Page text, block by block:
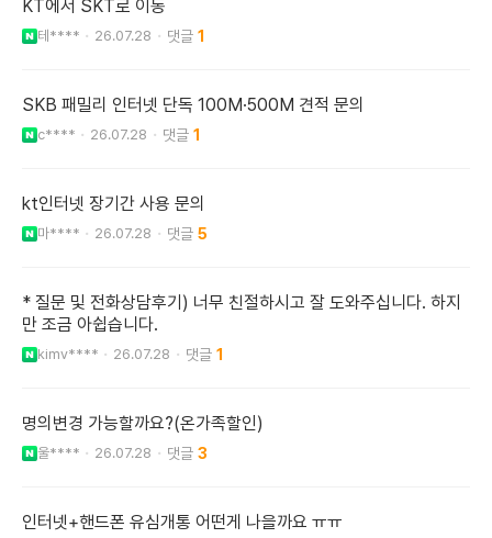
KT에서 SKT로 이동
테**** 26.07.28 1
SKB 패밀리 인터넷 단독 100M·500M 견적 문의
c**** 26.07.28 1
kt인터넷 장기간 사용 문의
마**** 26.07.28 5
* 질문 및 전화상담후기) 너무 친절하시고 잘 도와주십니다. 하지
만 조금 아쉽습니다.
kimv**** 26.07.28 1
명의변경 가능할까요?(온가족할인)
울**** 26.07.28 3
인터넷+핸드폰 유심개통 어떤게 나을까요 ㅠㅠ